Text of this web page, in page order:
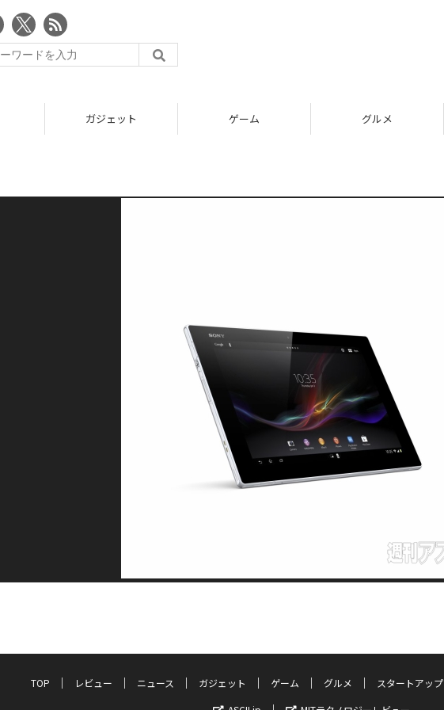
ガジェット ゲーム グルメ
TOP レビュー ニュース ガジェット ゲーム グルメ スタートアップ